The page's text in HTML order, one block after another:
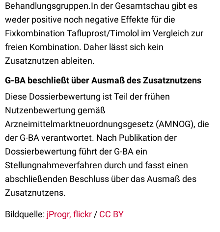
Behandlungsgruppen.In der Gesamtschau gibt es
weder positive noch negative Effekte für die
Fixkombination Tafluprost/Timolol im Vergleich zur
freien Kombination. Daher lässt sich kein
Zusatznutzen ableiten.
G-BA beschließt über Ausmaß des Zusatznutzens
Diese Dossierbewertung ist Teil der frühen
Nutzenbewertung gemäß
Arzneimittelmarktneuordnungsgesetz (AMNOG), die
der G-BA verantwortet. Nach Publikation der
Dossierbewertung führt der G-BA ein
Stellungnahmeverfahren durch und fasst einen
abschließenden Beschluss über das Ausmaß des
Zusatznutzens.
Bildquelle: jProgr, flickr / CC BY